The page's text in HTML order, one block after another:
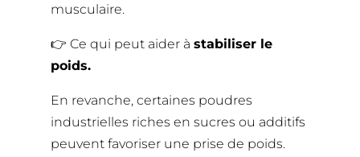
musculaire.
👉 Ce qui peut aider à stabiliser le
poids.
En revanche, certaines poudres
industrielles riches en sucres ou additifs
peuvent favoriser une prise de poids.